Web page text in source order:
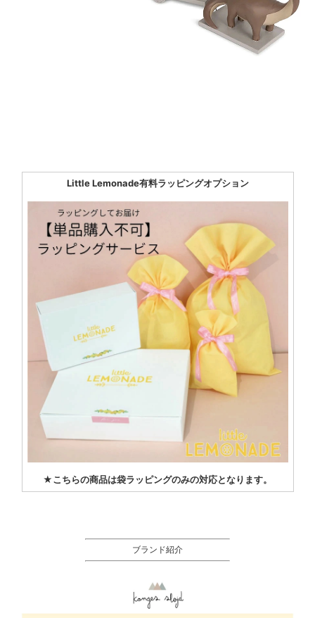
Little Lemonade有料ラッピングオプション
★こちらの商品は袋ラッピングのみの対応となります。
ブランド紹介